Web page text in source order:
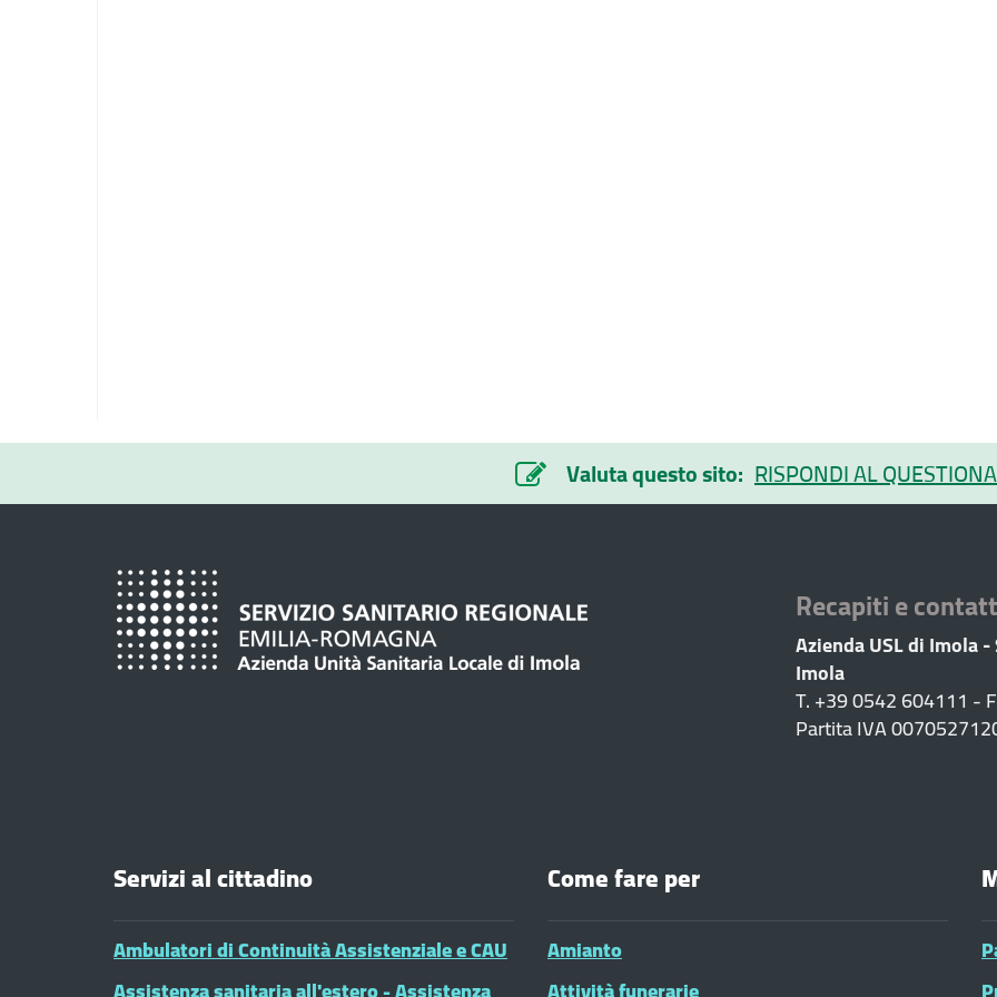
Valuta questo sito: RISPONDI AL
Recapiti e
Azienda USL di Imola
Imola
T. +39 0542 604111 -
Partita IVA
Servizi al cittadino
Ambulatori di Continuità Assistenziale e CAU
Come fare per
Amianto